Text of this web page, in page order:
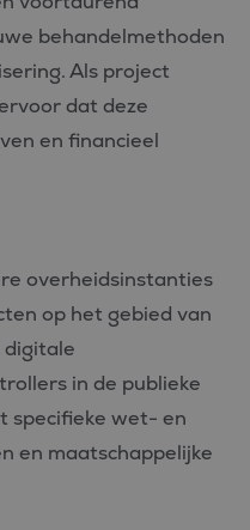
behandelmethoden
Als project
dat deze
en financieel
overheidsinstanties
op het gebied van
digitale
in de publieke
specifieke wet- en
en maatschappelijke